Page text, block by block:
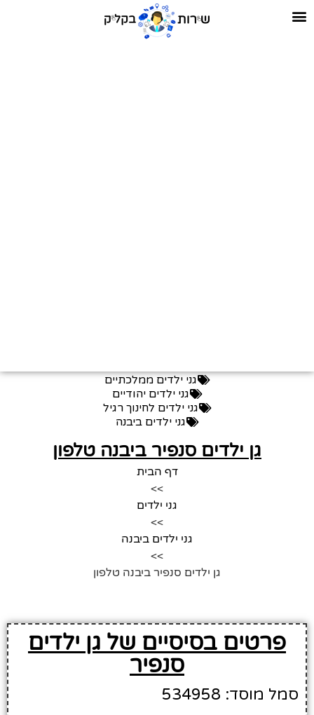
גני ילדים ממלכתיים
גני ילדים יהודיים
גני ילדים לחינוך רגיל
גני ילדים ביבנה
גן ילדים סנפיר ביבנה טלפון
דף הבית
>>
גני ילדים
>>
גני ילדים ביבנה
>>
גן ילדים סנפיר ביבנה טלפון
פרטים בסיסיים של גן ילדים
סנפיר
סמל מוסד: 534958